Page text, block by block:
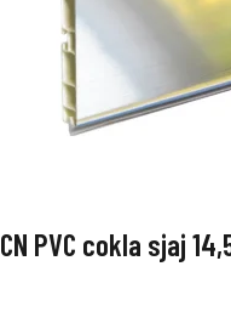
CN PVC cokla sjaj